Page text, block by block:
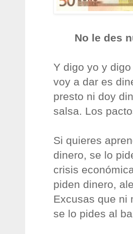
No le des
Y digo yo y
voy a dar es
presto ni doy
salsa. Los
Si quieres
dinero, se lo
crisis
piden dinero,
Excusas que ni
se lo pides al